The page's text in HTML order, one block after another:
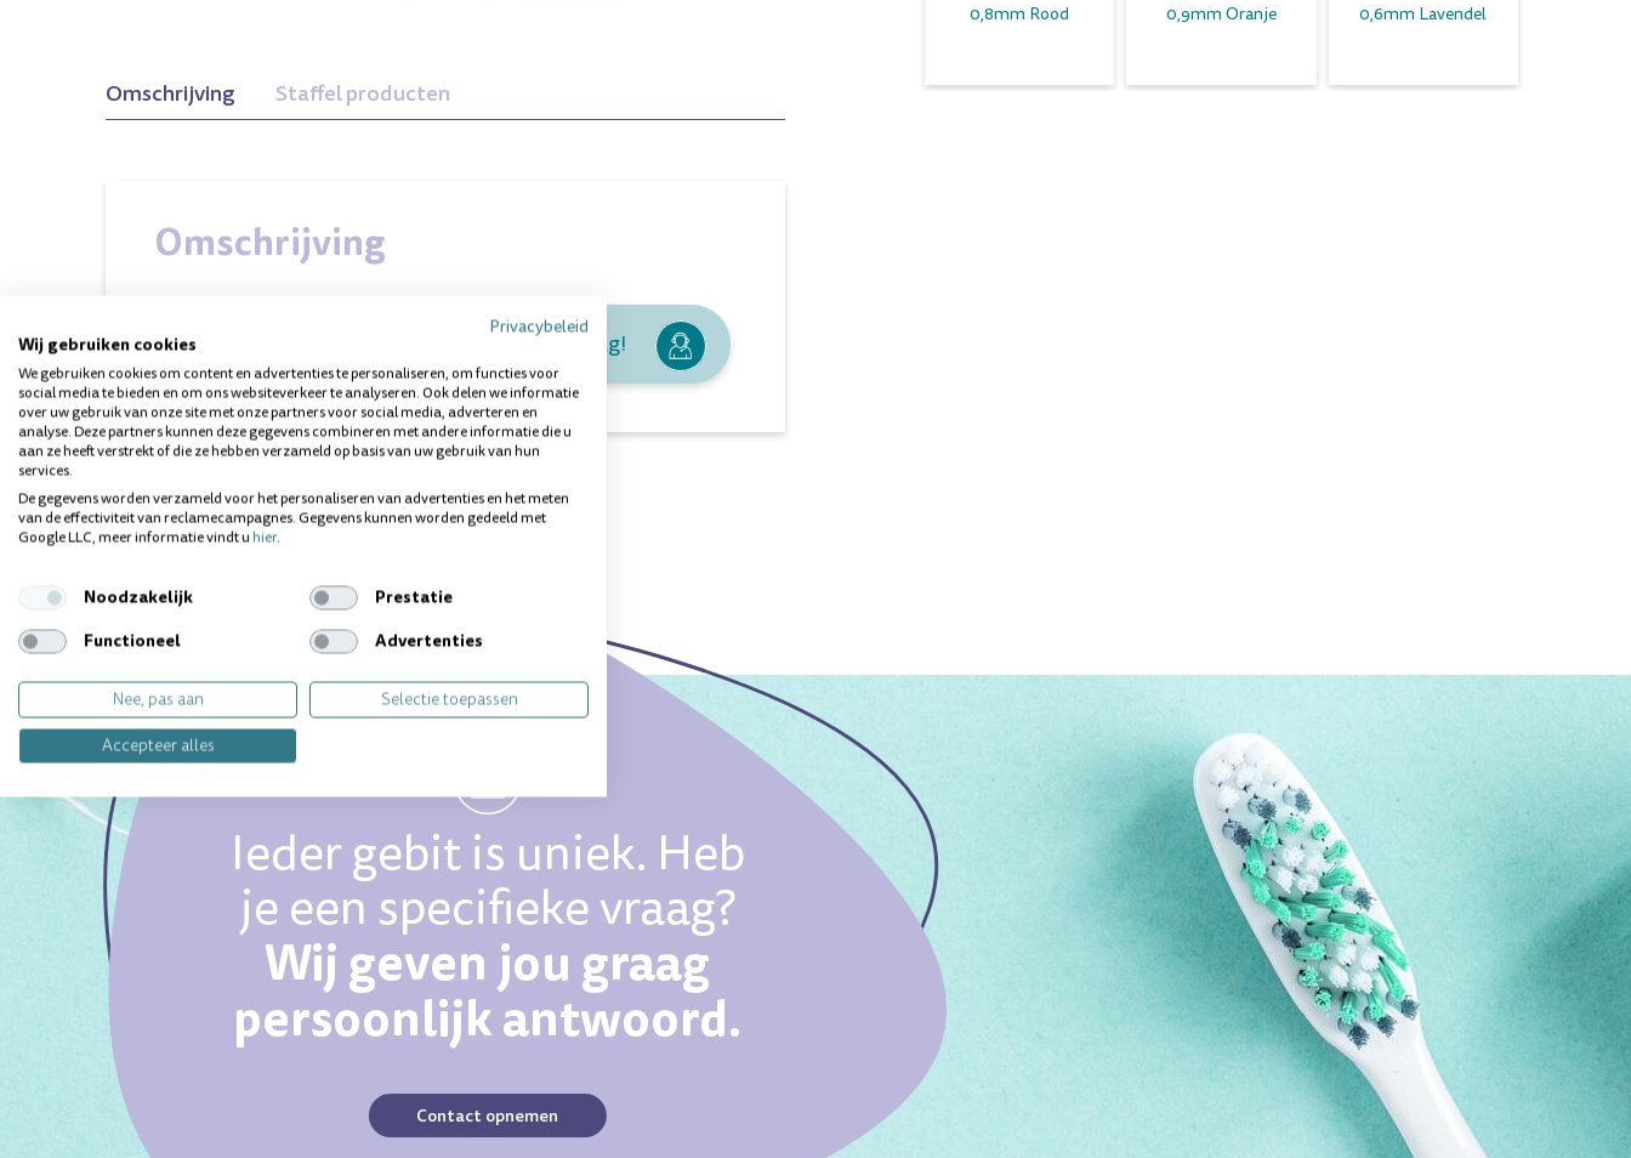
0,8mm Rood 0,9mm Oranje 0,6mm Lavendel
Omschrijving Staffel producten
Omschrijving
Vragen over dit product? Wij helpen je graag!
Ieder gebit is uniek. Heb
je een specifieke vraag?
Wij geven jou graag
persoonlijk antwoord.
Contact opnemen
Privacybeleid
Wij gebruiken cookies
We gebruiken cookies om content en advertenties te personaliseren, om functies voor
social media te bieden en om ons websiteverkeer te analyseren. Ook delen we informatie
over uw gebruik van onze site met onze partners voor social media, adverteren en
analyse. Deze partners kunnen deze gegevens combineren met andere informatie die u
aan ze heeft verstrekt of die ze hebben verzameld op basis van uw gebruik van hun
services.
De gegevens worden verzameld voor het personaliseren van advertenties en het meten
van de effectiviteit van reclamecampagnes. Gegevens kunnen worden gedeeld met
Google LLC, meer informatie vindt uhier.
Noodzakelijk
Prestatie
Functioneel
Advertenties
Nee, pas aan
Selectie toepassen
Accepteer alles